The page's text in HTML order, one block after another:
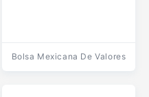
Bolsa Mexicana De Valores